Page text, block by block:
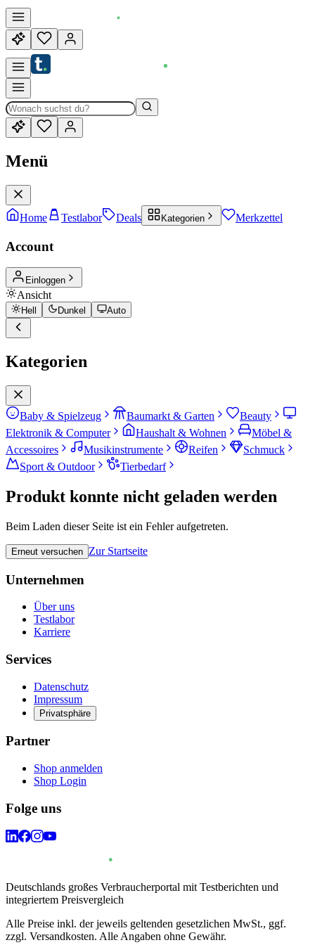
Menü
Home Testlabor Deals Kategorien Merkzettel
Account
Einloggen
Ansicht
Hell Dunkel Auto
Kategorien
Baby & Spielzeug Baumarkt & Garten
Beauty
Elektronik & Computer
Haushalt & Wohnen
Möbel &
Accessoires
Musikinstrumente Reifen
Schmuck
Sport & Outdoor
Tierbedarf
Produkt konnte nicht geladen werden
Beim Laden dieser Seite ist ein Fehler aufgetreten.
Erneut versuchen Zur Startseite
Unternehmen
Über uns
Testlabor
Karriere
Services
Datenschutz
Impressum
Privatsphäre
Partner
Shop anmelden
Shop Login
Folge uns
Deutschlands großes Verbraucherportal mit Testberichten und
integriertem Preisvergleich
Alle Preise inkl. der jeweils geltenden gesetzlichen MwSt., ggf.
zzgl. Versandkosten. Alle Angaben ohne Gewähr.